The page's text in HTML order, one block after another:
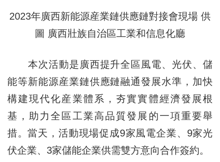
2023年廣西新能源産業鏈供應鏈對接會現場 供
圖 廣西壯族自治區工業和信息化廳
本次活動是廣西提升全區風電、光伏、儲
能等新能源産業鏈供應鏈融通發展水準，加快
構建現代化産業體系，夯實實體經濟發展根
基，助力全區工業高品質發展的一項重要舉
措。當天，活動現場促成9家風電企業、9家光
伏企業、3家儲能企業供需雙方意向合作簽約。